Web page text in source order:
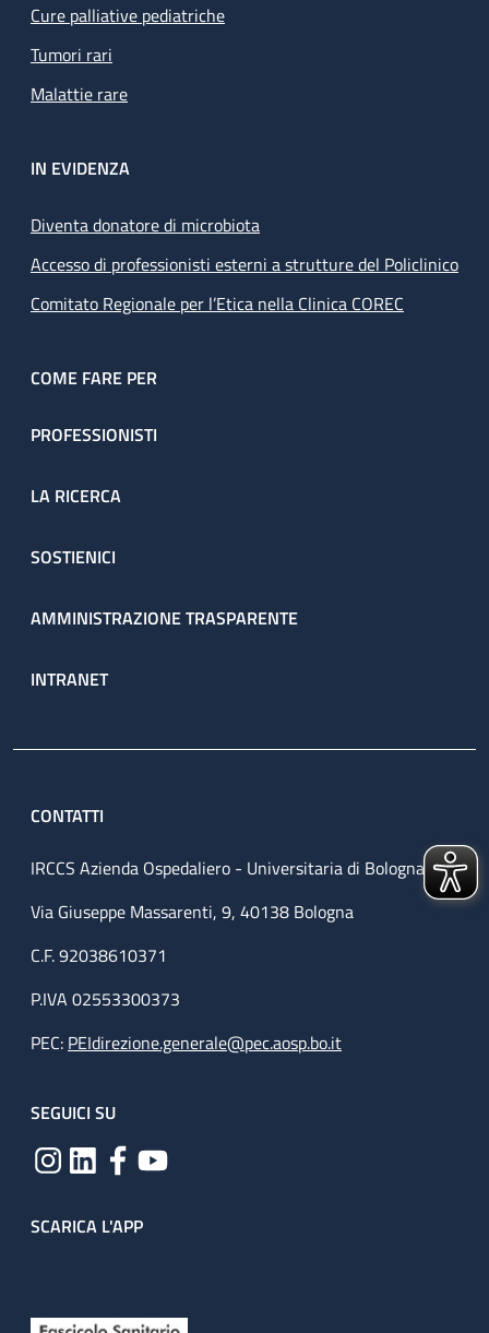
Cure palliative pediatriche
Tumori rari
Malattie rare
IN EVIDENZA
Diventa donatore di microbiota
Accesso di professionisti esterni a strutture del Policlinico
Comitato Regionale per l’Etica nella Clinica COREC
COME FARE PER
PROFESSIONISTI
LA RICERCA
SOSTIENICI
AMMINISTRAZIONE TRASPARENTE
INTRANET
CONTATTI
IRCCS Azienda Ospedaliero - Universitaria di Bologna
Via Giuseppe Massarenti, 9, 40138 Bologna
C.F. 92038610371
P.IVA 02553300373
PEC: PEIdirezione.generale@pec.aosp.bo.it
SEGUICI SU
SCARICA L'APP